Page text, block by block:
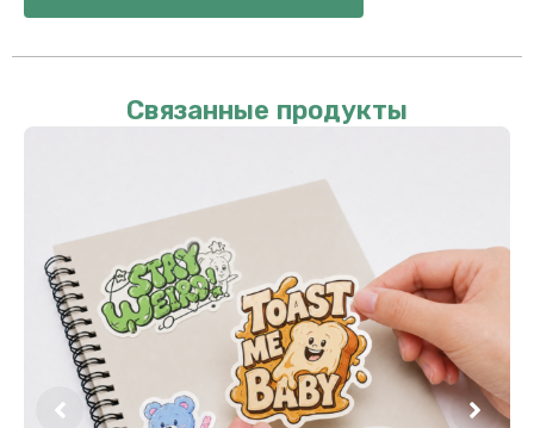
Связанные продукты